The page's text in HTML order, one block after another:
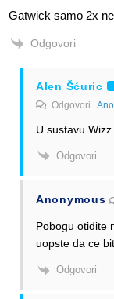
Gatwick samo 2x
Odgovori
Alen Šćuric
Odgovori
U sustavu
Odgovori
Anonymous
Pobogu otidite
uopste da ce
Odgovori